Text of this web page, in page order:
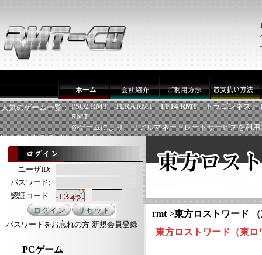
人気のゲーム一覧： PSO2 RMT TERA RMT FF14 RMT
ドラゴンネスト
RMT
◎ゲームにより、リアルマネートレードサービスを利
用は自己責任でお願いいたします
ユーザID:
パスワード:
認証コード:
パスワードをお忘れの方 新規会員登録
PCゲーム
rmt >東方ロストワード
東方ロストワード（東